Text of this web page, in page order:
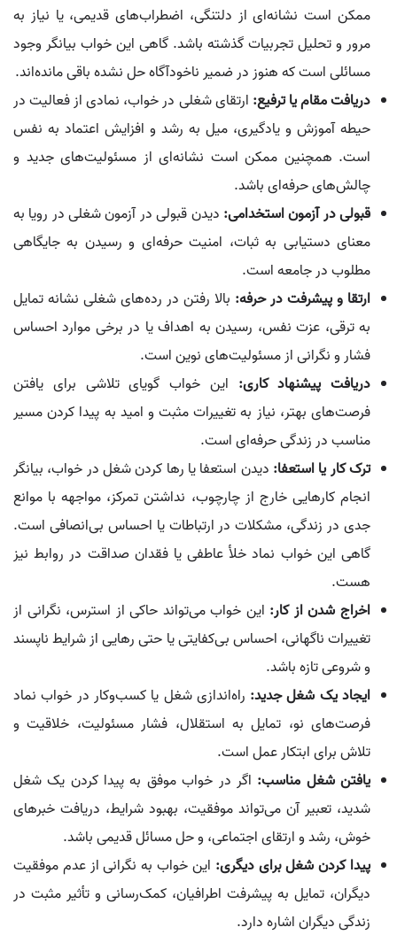
ممکن است نشانه‌ای از دلتنگی، اضطراب‌های قدیمی، یا نیاز به
مرور و تحلیل تجربیات گذشته باشد. گاهی این خواب بیانگر وجود
مسائلی است که هنوز در ضمیر ناخودآگاه حل نشده باقی مانده‌اند.
دریافت مقام یا ترفیع: ارتقای شغلی در خواب، نمادی از فعالیت در
حیطه آموزش و یادگیری، میل به رشد و افزایش اعتماد به نفس
است. همچنین ممکن است نشانه‌ای از مسئولیت‌های جدید و
چالش‌های حرفه‌ای باشد.
قبولی در آزمون استخدامی: دیدن قبولی در آزمون شغلی در رویا به
معنای دستیابی به ثبات، امنیت حرفه‌ای و رسیدن به جایگاهی
مطلوب در جامعه است.
ارتقا و پیشرفت در حرفه: بالا رفتن در رده‌های شغلی نشانه تمایل
به ترقی، عزت نفس، رسیدن به اهداف یا در برخی موارد احساس
فشار و نگرانی از مسئولیت‌های نوین است.
دریافت پیشنهاد کاری: این خواب گویای تلاشی برای یافتن
فرصت‌های بهتر، نیاز به تغییرات مثبت و امید به پیدا کردن مسیر
مناسب در زندگی حرفه‌ای است.
ترک کار یا استعفا: دیدن استعفا یا رها کردن شغل در خواب، بیانگر
انجام کارهایی خارج از چارچوب، نداشتن تمرکز، مواجهه با موانع
جدی در زندگی، مشکلات در ارتباطات یا احساس بی‌انصافی است.
گاهی این خواب نماد خلأ عاطفی یا فقدان صداقت در روابط نیز
هست.
اخراج شدن از کار: این خواب می‌تواند حاکی از استرس، نگرانی از
تغییرات ناگهانی، احساس بی‌کفایتی یا حتی رهایی از شرایط ناپسند
و شروعی تازه باشد.
ایجاد یک شغل جدید: راه‌اندازی شغل یا کسب‌وکار در خواب نماد
فرصت‌های نو، تمایل به استقلال، فشار مسئولیت، خلاقیت و
تلاش برای ابتکار عمل است.
یافتن شغل مناسب: اگر در خواب موفق به پیدا کردن یک شغل
شدید، تعبیر آن می‌تواند موفقیت، بهبود شرایط، دریافت خبرهای
خوش، رشد و ارتقای اجتماعی، و حل مسائل قدیمی باشد.
پیدا کردن شغل برای دیگری: این خواب به نگرانی از عدم موفقیت
دیگران، تمایل به پیشرفت اطرافیان، کمک‌رسانی و تأثیر مثبت در
زندگی دیگران اشاره دارد.